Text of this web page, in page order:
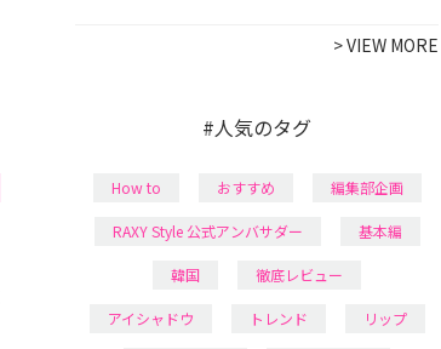
で最新情報をチェック。家事や育児の合
間に取り入れられる時短美容テクも実
>VIEW MORE
#人気のタグ
How to おすすめ 編集部企画
RAXY Style 公式アンバサダー 基本編
韓国 徹底レビュー
アイシャドウ トレンド リップ